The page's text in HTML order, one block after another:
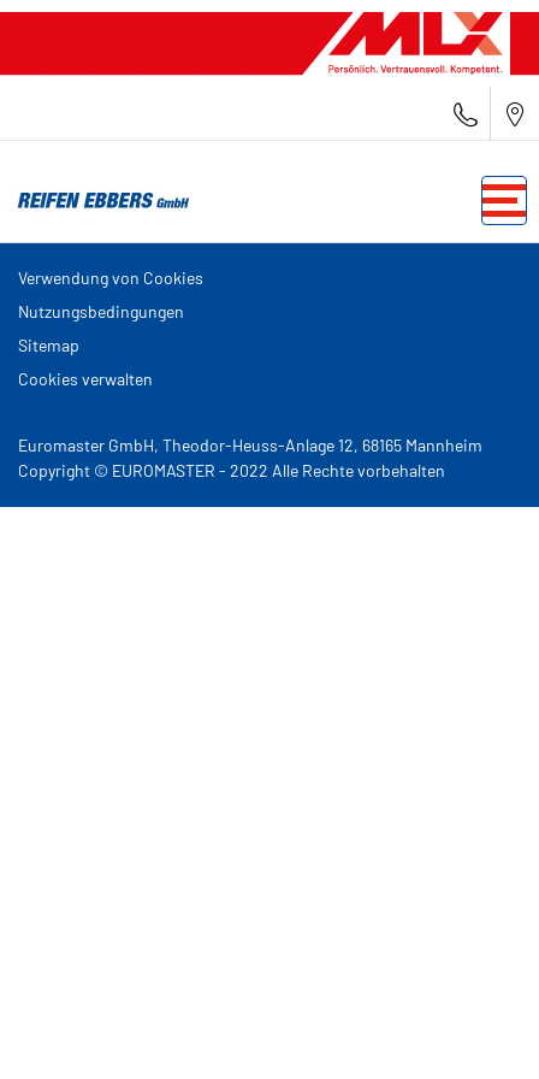
Verwendung von Cookies
Nutzungsbedingungen
Sitemap
Cookies verwalten
Euromaster GmbH, Theodor-Heuss-Anlage 12, 68165 Mannheim
Copyright © EUROMASTER - 2022 Alle Rechte vorbehalten